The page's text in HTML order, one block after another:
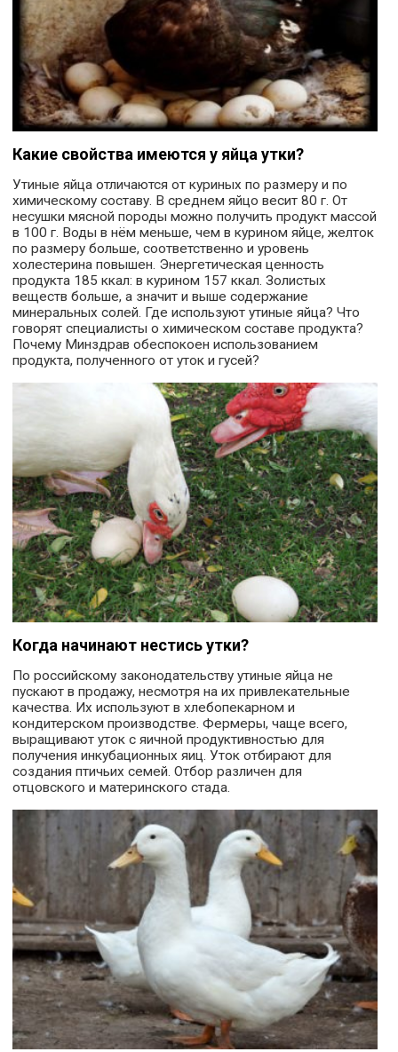
Какие свойства имеются у яйца утки?
Утиные яйца отличаются от куриных по размеру и по
химическому составу. В среднем яйцо весит 80 г. От
несушки мясной породы можно получить продукт массой
в 100 г. Воды в нём меньше, чем в курином яйце, желток
по размеру больше, соответственно и уровень
холестерина повышен. Энергетическая ценность
продукта 185 ккал: в курином 157 ккал. Золистых
веществ больше, а значит и выше содержание
минеральных солей. Где используют утиные яйца? Что
говорят специалисты о химическом составе продукта?
Почему Минздрав обеспокоен использованием
продукта, полученного от уток и гусей?
Когда начинают нестись утки?
По российскому законодательству утиные яйца не
пускают в продажу, несмотря на их привлекательные
качества. Их используют в хлебопекарном и
кондитерском производстве. Фермеры, чаще всего,
выращивают уток с яичной продуктивностью для
получения инкубационных яиц. Уток отбирают для
создания птичьих семей. Отбор различен для
отцовского и материнского стада.